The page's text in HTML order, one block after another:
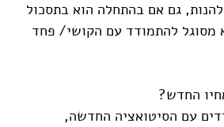
גם אם בהתחלה הוא בתסכול
מסוגל להתמודד עם הקושי/ פחד
החדש?
עם הסיטואציה החדשה,